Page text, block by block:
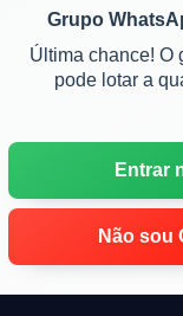
Grupo
Última chance! O
pode lotar a
Entrar
Não sou